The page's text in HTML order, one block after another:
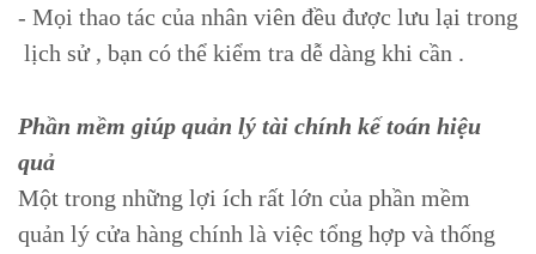
- Mọi thao tác của nhân viên đều được lưu lại trong
lịch sử , bạn có thể kiểm tra dễ dàng khi cần .
Phần mềm giúp quản lý tài chính kế toán hiệu
quả
Một trong những lợi ích rất lớn của phần mềm
quản lý cửa hàng chính là việc tổng hợp và thống